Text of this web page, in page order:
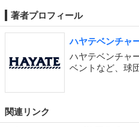
著者プロフィール
ハヤテベンチャ
ハヤテベンチャ
ベントなど、球
関連リンク